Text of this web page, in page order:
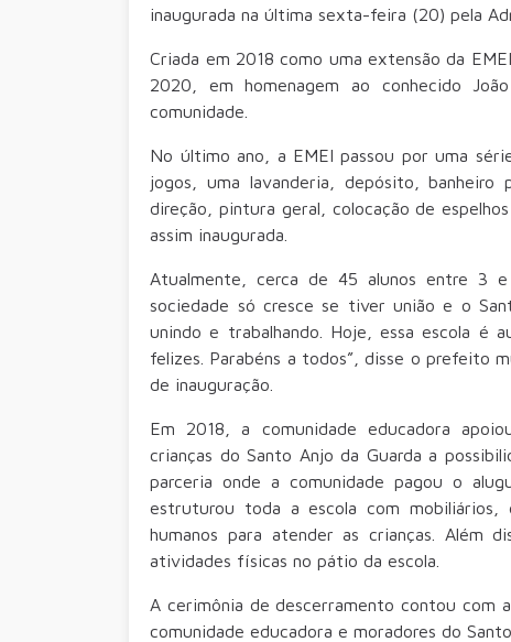
inaugurada na última sexta-feira (20) pela
Criada em 2018 como uma extensão da
2020, em homenagem ao conhecido
comunidade.
No último ano, a EMEI passou por uma
jogos, uma lavanderia, depósito,
direção, pintura geral, colocação de
assim inaugurada.
Atualmente, cerca de 45 alunos entre 3 e
sociedade só cresce se tiver união e o
unindo e trabalhando. Hoje, essa escola é
felizes. Parabéns a todos”, disse o prefeito
de inauguração.
Em 2018, a comunidade educadora
crianças do Santo Anjo da Guarda a
parceria onde a comunidade pagou o
estruturou toda a escola com mobiliários,
humanos para atender as crianças. Além
atividades físicas no pátio da escola.
A cerimônia de descerramento contou com
comunidade educadora e moradores do